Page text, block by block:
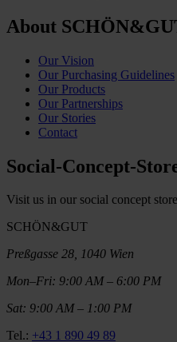
About
Our Vision
Our Purchasing Guidelines
Our Products
Our Partnerships
Our Stories
Contact
Social-Concept-
Visit us in our social concept
SCHÖN&GUT
Preßgasse 28, 1040 Wien
Mon–Fri: 9:00 AM – 6:00 PM
Sat: 9:00 AM – 1:00 PM
Tel.: +43 1 890 49 89